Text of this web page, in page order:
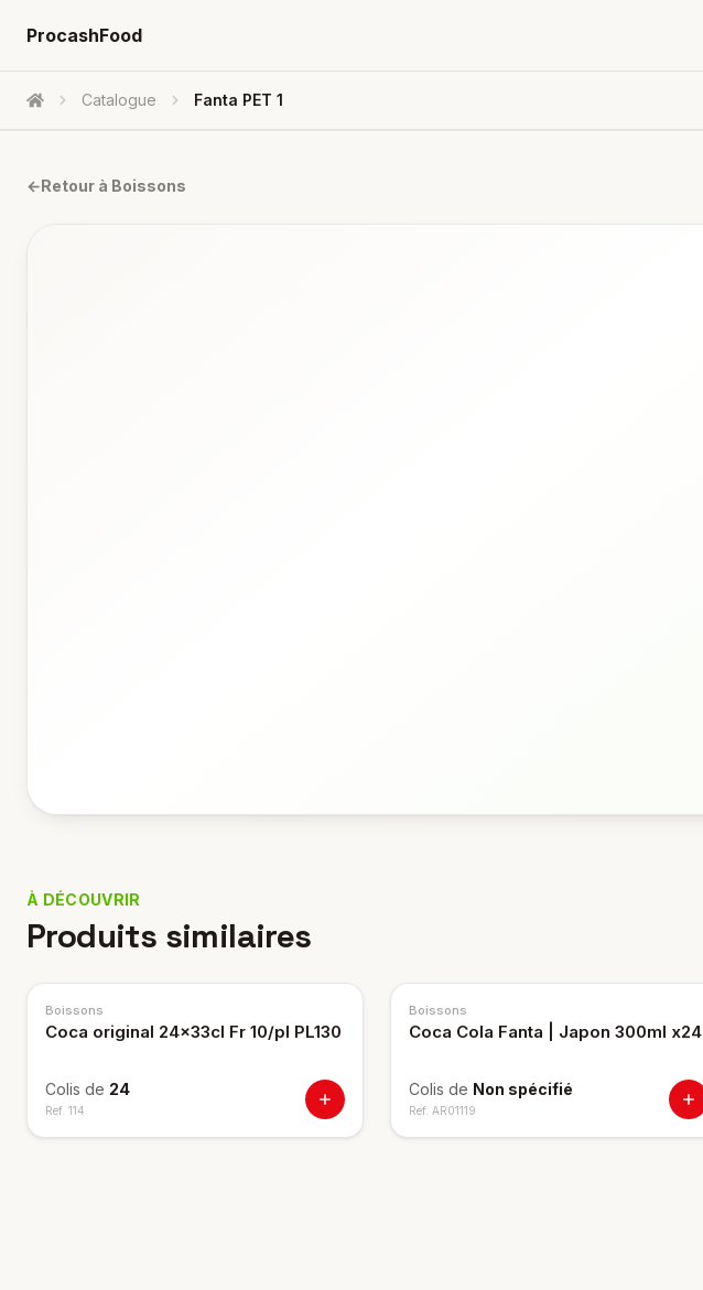
ProcashFood
Accueil Catalogue Fanta PET 1
←Retour à Boissons
À DÉCOUVRIR
Produits similaires
Boissons
Coca original 24x33cl Fr 10/pl PL130
Colis de 24
Ref. 114
Boissons
Coca Cola Fanta | Japon 300ml x24
Colis de Non spécifié
Ref. AR01119